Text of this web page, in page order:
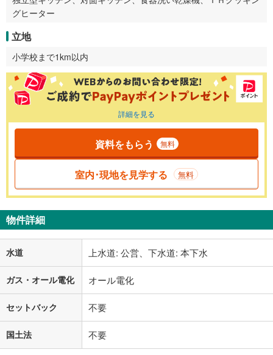
グヒーター
立地
小学校まで1km以内
詳細を見る
資料をもらう 無料
室内･現地を見学する 無料
物件詳細
水道 上水道: 公営、下水道: 本下水
ガス・オール電化 オール電化
セットバック 不要
国土法 不要